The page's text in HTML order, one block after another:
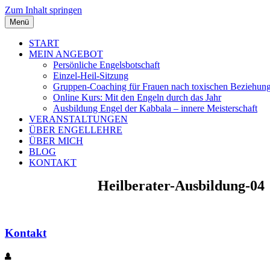
Zum Inhalt springen
Menü
START
MEIN ANGEBOT
Persönliche Engelsbotschaft
Einzel-Heil-Sitzung
Gruppen-Coaching für Frauen nach toxischen
Online Kurs: Mit den Engeln durch das Jahr
Ausbildung Engel der Kabbala – innere Meisterschaft
VERANSTALTUNGEN
ÜBER ENGELLEHRE
ÜBER MICH
BLOG
KONTAKT
Heilberater-Ausbildung-04
Kontakt